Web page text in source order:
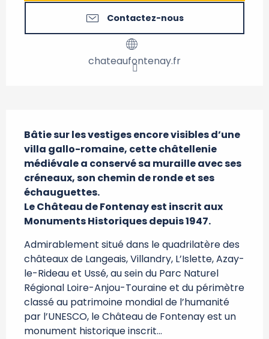
Contactez-nous
chateaufontenay.fr
Bâtie sur les vestiges encore visibles d’une
villa gallo-romaine, cette châtellenie
médiévale a conservé sa muraille avec ses
créneaux, son chemin de ronde et ses
échauguettes.
Le Château de Fontenay est inscrit aux
Monuments Historiques depuis 1947.
Admirablement situé dans le quadrilatère des
châteaux de Langeais, Villandry, L’Islette, Azay-
le-Rideau et Ussé, au sein du Parc Naturel
Régional Loire-Anjou-Touraine et du périmètre
classé au patrimoine mondial de l’humanité
par l’UNESCO, le Château de Fontenay est un
monument historique inscrit...